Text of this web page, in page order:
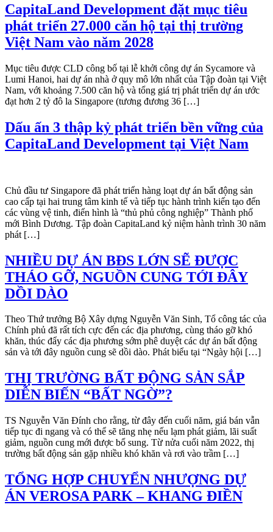
CapitaLand Development đặt mục tiêu
phát triển 27.000 căn hộ tại thị trường
Việt Nam vào năm 2028
Mục tiêu được CLD công bố tại lễ khởi công dự án Sycamore và
Lumi Hanoi, hai dự án nhà ở quy mô lớn nhất của Tập đoàn tại Việt
Nam, với khoảng 7.500 căn hộ và tổng giá trị phát triển dự án ước
đạt hơn 2 tỷ đô la Singapore (tương đương 36 […]
Dấu ấn 3 thập kỷ phát triển bền vững của
CapitaLand Development tại Việt Nam
Chủ đầu tư Singapore đã phát triển hàng loạt dự án bất động sản
cao cấp tại hai trung tâm kinh tế và tiếp tục hành trình kiến tạo đến
các vùng vệ tinh, điển hình là “thủ phủ công nghiệp” Thành phố
mới Bình Dương. Tập đoàn CapitaLand kỷ niệm hành trình 30 năm
phát […]
NHIỀU DỰ ÁN BĐS LỚN SẼ ĐƯỢC
THÁO GỠ, NGUỒN CUNG TỚI ĐÂY
DỒI DÀO
Theo Thứ trưởng Bộ Xây dựng Nguyễn Văn Sinh, Tổ công tác của
Chính phủ đã rất tích cực đến các địa phương, cùng tháo gỡ khó
khăn, thúc đẩy các địa phương sớm phê duyệt các dự án bất động
sản và tới đây nguồn cung sẽ dồi dào. Phát biểu tại “Ngày hội […]
THỊ TRƯỜNG BẤT ĐỘNG SẢN SẮP
DIỄN BIẾN “BẤT NGỜ”?
TS Nguyễn Văn Đính cho rằng, từ đây đến cuối năm, giá bán vẫn
tiếp tục đi ngang và có thể sẽ tăng nhẹ nếu lạm phát giảm, lãi suất
giảm, nguồn cung mới được bổ sung. Từ nửa cuối năm 2022, thị
trường bất động sản gặp nhiều khó khăn và rơi vào trầm […]
TỔNG HỢP CHUYỂN NHƯỢNG DỰ
ÁN VEROSA PARK – KHANG ĐIỀN